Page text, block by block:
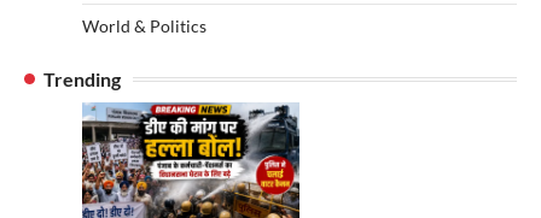
World & Politics
Trending